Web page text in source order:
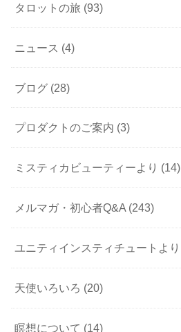
タロットの旅 (93)
ニュース (4)
ブログ (28)
プロダクトのご案内 (3)
ミスティカビューティーより (14)
メルマガ・初心者Q&A (243)
ユニティインスティチュートより
天使いろいろ (20)
瞑想について (14)